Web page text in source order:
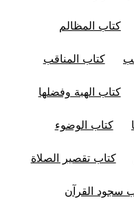
كتاب المظالم
كتاب المناقب
كتاب الهبة وفضلها
كتاب الوضوء
كتاب تقصير الصلاة
سجود القرآن